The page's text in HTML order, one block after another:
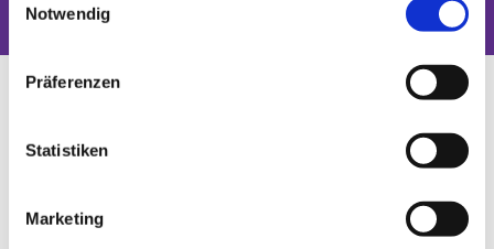
Notwendig
Präferenzen
Statistiken
Marketing